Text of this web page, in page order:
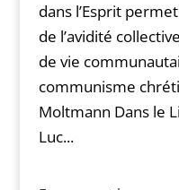
dans l’Esprit
de l’avidité
de vie
communisme
Moltmann Dans le
Luc...